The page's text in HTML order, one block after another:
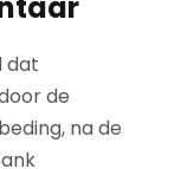
dat
de
na de